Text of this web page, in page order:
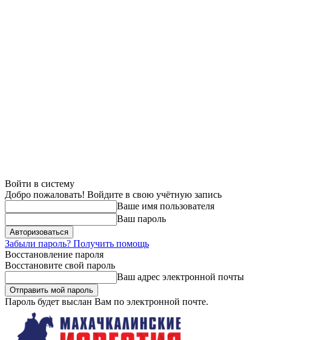
Войти в систему
Добро пожаловать! Войдите в свою учётную запись
Ваше имя пользователя
Ваш пароль
Забыли пароль? Получить помощь
Восстановление пароля
Восстановите свой пароль
Ваш адрес электронной почты
Пароль будет выслан Вам по электронной почте.